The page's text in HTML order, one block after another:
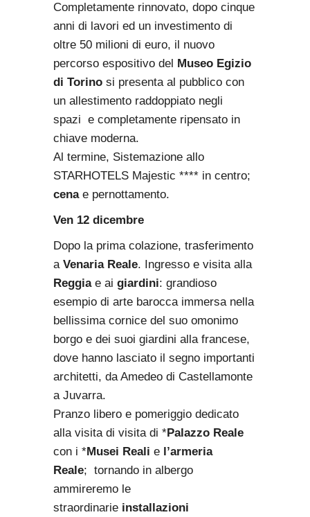
Completamente rinnovato, dopo cinque
anni di lavori ed un investimento di
oltre 50 milioni di euro, il nuovo
percorso espositivo del Museo Egizio
di Torino si presenta al pubblico con
un allestimento raddoppiato negli
spazi e completamente ripensato in
chiave moderna.
Al termine, Sistemazione allo
STARHOTELS Majestic **** in centro;
cenae pernottamento.
Ven 12 dicembre
Dopo la prima colazione, trasferimento
aVenaria Reale. Ingresso e visita alla
Reggiae aigiardini: grandioso
esempio di arte barocca immersa nella
bellissima cornice del suo omonimo
borgo e dei suoi giardini alla francese,
dove hanno lasciato il segno importanti
architetti, da Amedeo di Castellamonte
a Juvarra.
Pranzo libero e pomeriggio dedicato
alla visita di visita di *Palazzo Reale
con i *Musei Reali e l’armeria
Reale; tornando in albergo
ammireremo le
straordinarie installazioni